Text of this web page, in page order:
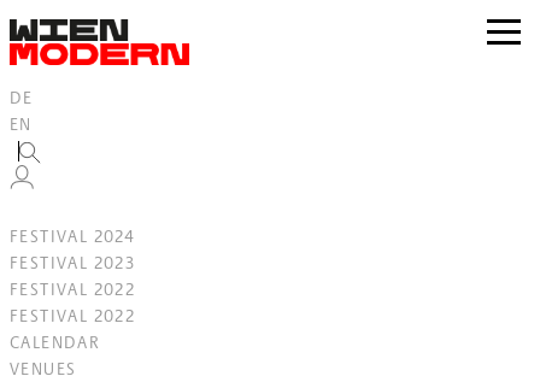
springen
zur
DE
EN
FESTIVAL 2024
FESTIVAL 2023
FESTIVAL 2022
FESTIVAL 2022
CALENDAR
VENUES